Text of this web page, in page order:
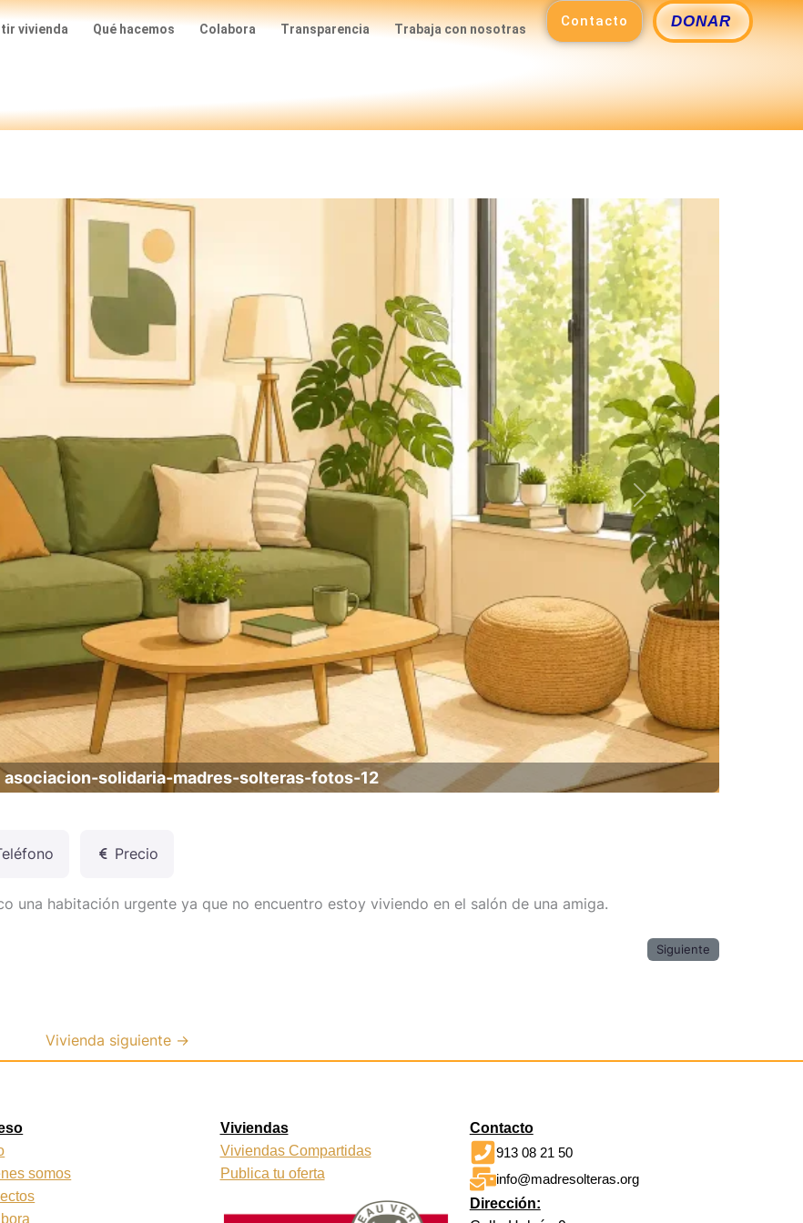
vivienda Qué hacemos Colabora Transparencia Trabaja con nosotras Contacto DONAR
asociacion-solidaria-madres-solteras-fotos-12
Siguiente
Precio
una habitación urgente ya que no encuentro estoy viviendo en el salón de una amiga.
Siguiente
Vivienda siguiente →
somos
Viviendas
Viviendas Compartidas
Publica tu oferta
Contacto
913 08 21 50
info@madresolteras.org
Dirección: